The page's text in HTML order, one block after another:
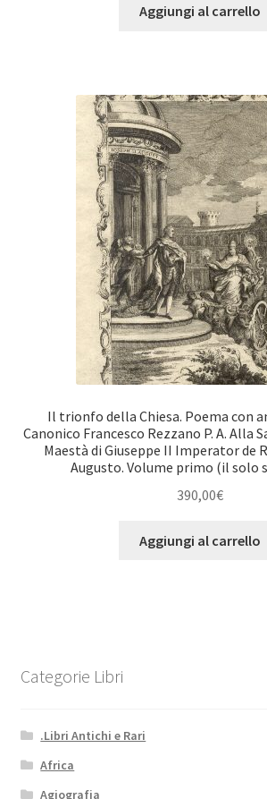
Aggiungi al carrello
Il trionfo della Chiesa. Poema con
Canonico Francesco Rezzano P. A. Alla
Maestà di Giuseppe II Imperator de
Augusto. Volume primo (il solo
390,00€
Aggiungi al carrello
Categorie Libri
.Libri Antichi e Rari
Africa
Agiografia